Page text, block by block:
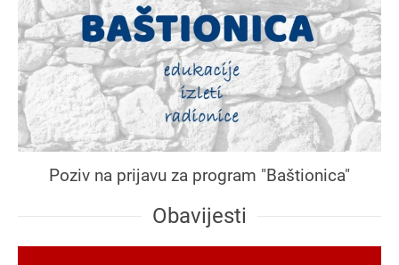
Poziv na prijavu za program "Baštionica"
Obavijesti